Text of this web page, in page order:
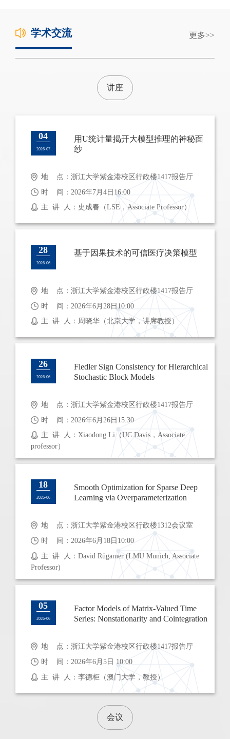
学术交流 更多
讲座
04
2026-07
用U统计量揭开大模型推理的神秘面
纱
地 点：浙江大学紫金港校区行政楼1417报告厅
时 间：2026年7月4日16:00
主 讲 人：史成春（LSE，Associate Professor）
28
2026-06
基于因果技术的可信医疗决策模型
地 点：浙江大学紫金港校区行政楼1417报告厅
时 间：2026年6月28日10:00
主 讲 人：周晓华（北京大学，讲席教授）
26
2026-06
Fiedler Sign Consistency for Hierarchical
Stochastic Block Models
地 点：浙江大学紫金港校区行政楼1417报告厅
时 间：2026年6月26日15:30
主 讲 人：Xiaodong Li（UC Davis，Associate
professor）
18
2026-06
Smooth Optimization for Sparse Deep
Learning via Overparameterization
地 点：浙江大学紫金港校区行政楼1312会议室
时 间：2026年6月18日10:00
主 讲 人：David Rügamer (LMU Munich, Associate
Professor)
05
2026-06
Factor Models of Matrix-Valued Time
Series: Nonstationarity and Cointegration
地 点：浙江大学紫金港校区行政楼1417报告厅
时 间：2026年6月5日 10:00
主 讲 人：李德柜（澳门大学，教授）
会议